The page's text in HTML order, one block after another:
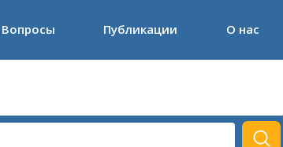
Вопросы Публикации О нас